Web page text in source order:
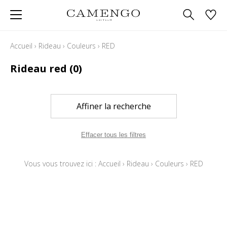
Accueil › Rideau › Couleurs › RED
Rideau red (0)
Affiner la recherche
Effacer tous les filtres
Vous vous trouvez ici : Accueil › Rideau › Couleurs › RED